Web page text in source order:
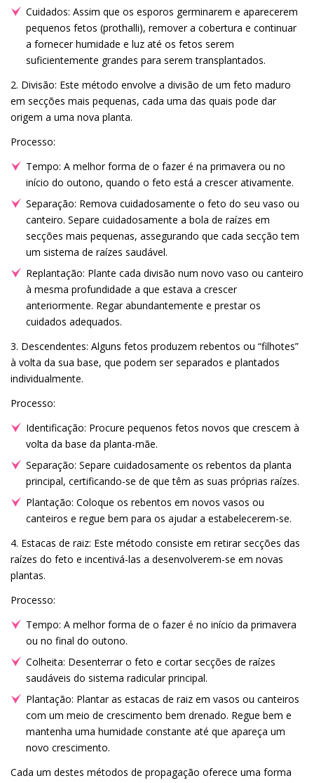
Cuidados: Assim que os esporos germinarem e aparecerem
pequenos fetos (prothalli), remover a cobertura e continuar
a fornecer humidade e luz até os fetos serem
suficientemente grandes para serem transplantados.
2. Divisão: Este método envolve a divisão de um feto maduro
em secções mais pequenas, cada uma das quais pode dar
origem a uma nova planta.
Processo:
Tempo: A melhor forma de o fazer é na primavera ou no
início do outono, quando o feto está a crescer ativamente.
Separação: Remova cuidadosamente o feto do seu vaso ou
canteiro. Separe cuidadosamente a bola de raízes em
secções mais pequenas, assegurando que cada secção tem
um sistema de raízes saudável.
Replantação: Plante cada divisão num novo vaso ou canteiro
à mesma profundidade a que estava a crescer
anteriormente. Regar abundantemente e prestar os
cuidados adequados.
3. Descendentes: Alguns fetos produzem rebentos ou “filhotes”
à volta da sua base, que podem ser separados e plantados
individualmente.
Processo:
Identificação: Procure pequenos fetos novos que crescem à
volta da base da planta-mãe.
Separação: Separe cuidadosamente os rebentos da planta
principal, certificando-se de que têm as suas próprias raízes.
Plantação: Coloque os rebentos em novos vasos ou
canteiros e regue bem para os ajudar a estabelecerem-se.
4. Estacas de raiz: Este método consiste em retirar secções das
raízes do feto e incentivá-las a desenvolverem-se em novas
plantas.
Processo:
Tempo: A melhor forma de o fazer é no início da primavera
ou no final do outono.
Colheita: Desenterrar o feto e cortar secções de raízes
saudáveis do sistema radicular principal.
Plantação: Plantar as estacas de raiz em vasos ou canteiros
com um meio de crescimento bem drenado. Regue bem e
mantenha uma humidade constante até que apareça um
novo crescimento.
Cada um destes métodos de propagação oferece uma forma